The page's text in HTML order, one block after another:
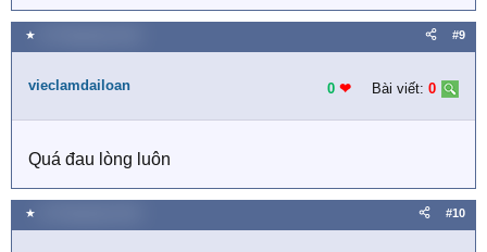
e
a
c
i
:
★ #9
vieclamdailoan 0 ❤︎ Bài viết: 0
Quá đau lòng luôn
★ #10